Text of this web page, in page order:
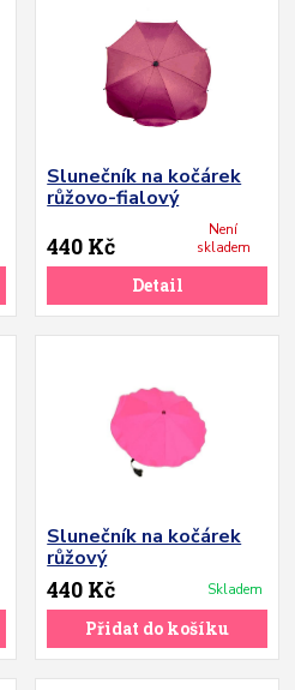
Slunečník na kočárek
růžovo-fialový
440 Kč
Není
skladem
Detail
Slunečník na kočárek
růžový
440 Kč Skladem
Přidat do košíku